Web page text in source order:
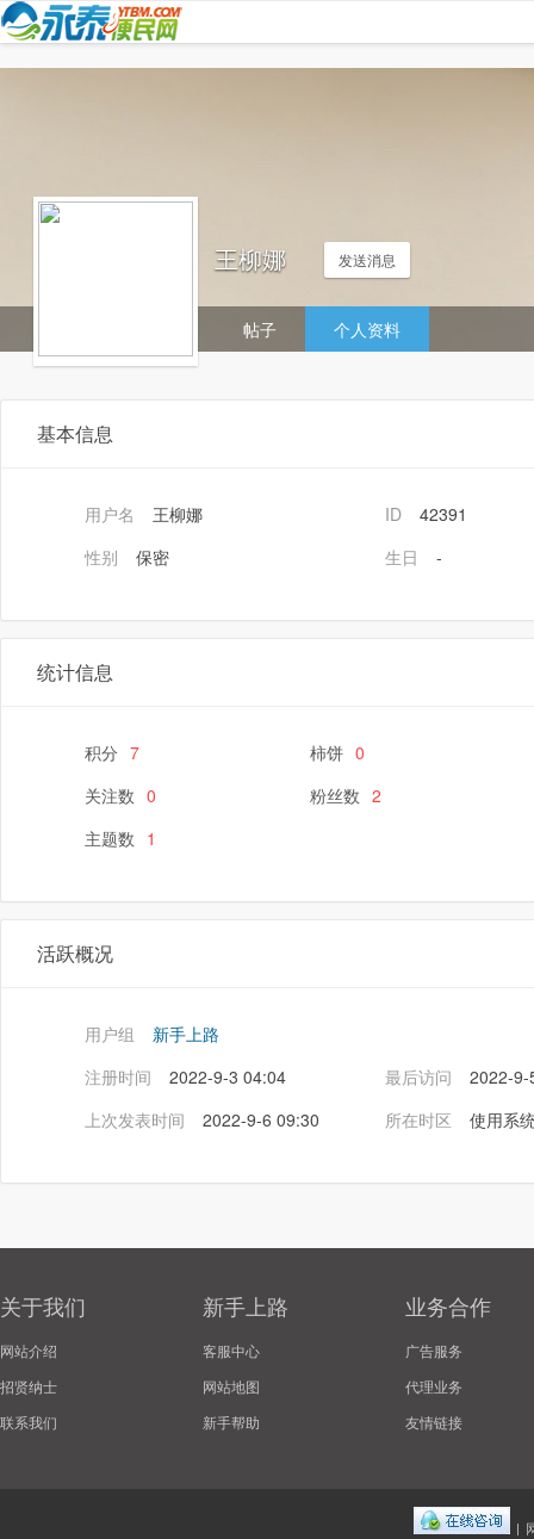
王柳娜 发送消息
帖子 个人资料
基本信息
用户名 王柳娜 ID
42391
性别
保密 生日 -
统计信息
积分 7 柿饼 0
关注数 0 粉丝数 2
主题数 1
活跃概况
用户组
新手上路
注册时间
2022-9-3 04:04 最后访问
2022-9-
上次发表时间
2022-9-6 09:30 所在时区 使用系
关于我们
网站介绍
招贤纳士
联系我们
新手上路
客服中心
网站地图
新手帮助
业务合作
广告服务
代理业务
友情链接
|